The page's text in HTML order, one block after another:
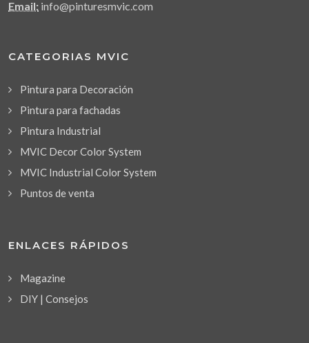
Email: info@pinturesmvic.com
CATEGORIAS MVIC
Pintura para Decoración
Pintura para fachadas
Pintura Industrial
MVIC Decor Color System
MVIC Industrial Color System
Puntos de venta
ENLACES RÁPIDOS
Magazine
DIY | Consejos